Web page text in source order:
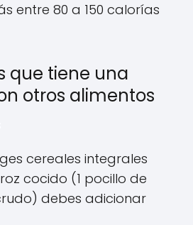
entre 80 a 150 calorías
que tiene una
otros alimentos
cereales integrales
cocido (1 pocillo de
debes adicionar